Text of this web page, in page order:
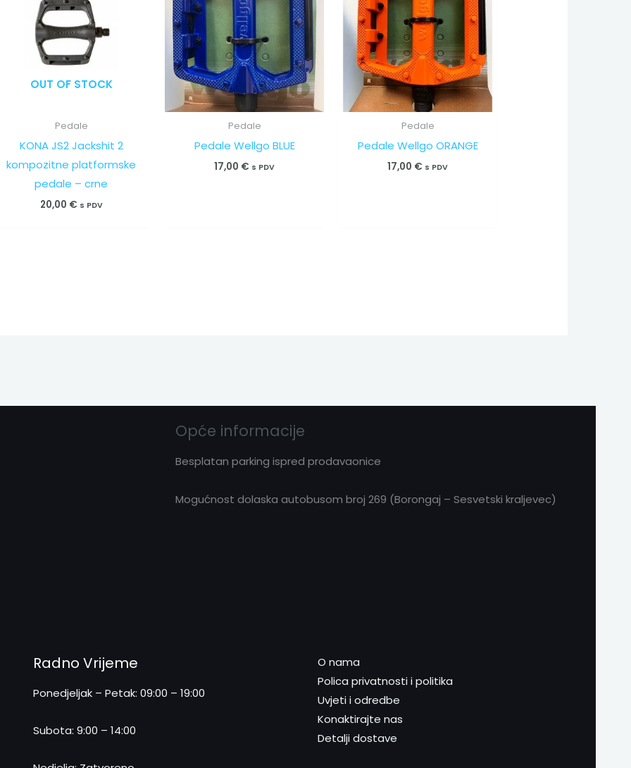
OUT OF STOCK
Pedale
KONA JS2 Jackshit 2
kompozitne platformske
pedale – crne
20,00 € s PDV
Pedale
Pedale Wellgo BLUE
17,00 € s PDV
Pedale
Pedale Wellgo ORANGE
17,00 € s PDV
Opće informacije
Besplatan parking ispred prodavaonice
Mogućnost dolaska autobusom broj 269 (Borongaj – Sesvetski kraljevec)
Radno Vrijeme
Ponedjeljak – Petak: 09:00 – 19:00
Subota: 9:00 – 14:00
O nama
Polica privatnosti i politika
Uvjeti i odredbe
Konaktirajte nas
Detalji dostave